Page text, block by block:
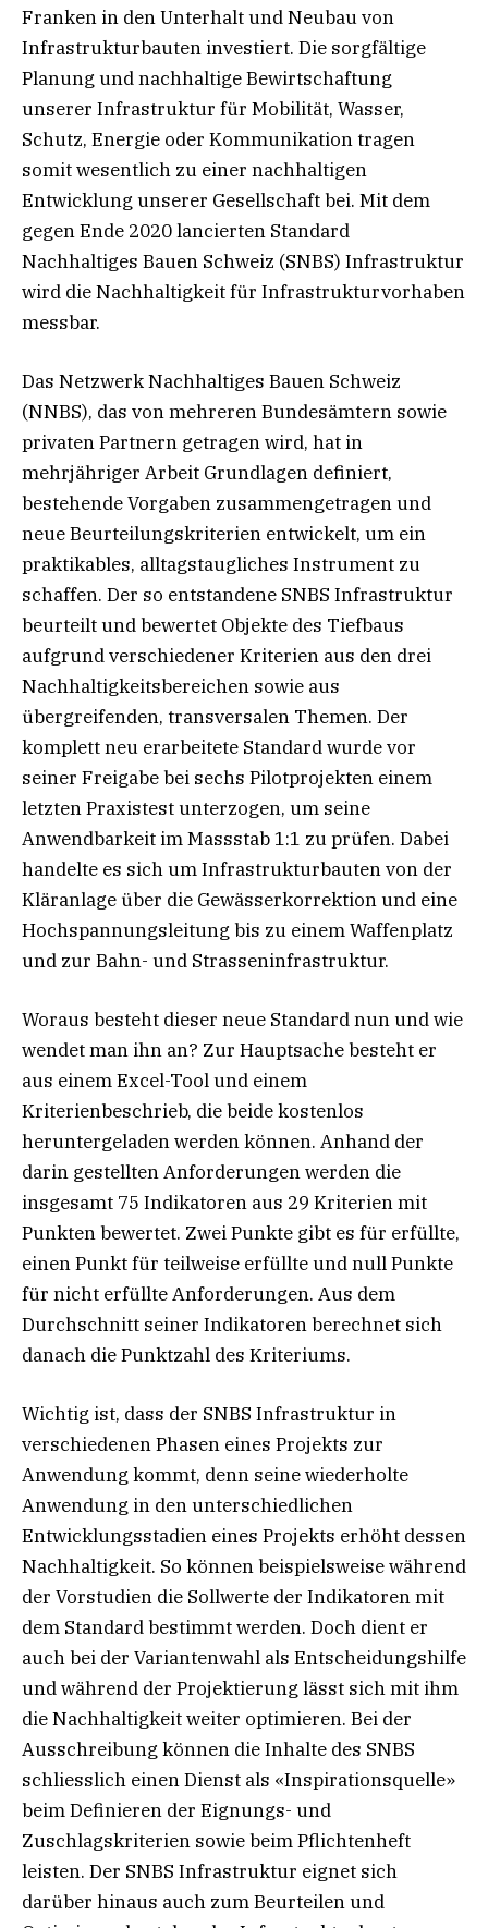
Franken in den Unterhalt und Neubau von
Infrastrukturbauten investiert. Die sorgfältige
Planung und nachhaltige Bewirtschaftung
unserer Infrastruktur für Mobilität, Wasser,
Schutz, Energie oder Kommunikation tragen
somit wesentlich zu einer nachhaltigen
Entwicklung unserer Gesellschaft bei. Mit dem
gegen Ende 2020 lancierten Standard
Nachhaltiges Bauen Schweiz (SNBS) Infrastruktur
wird die Nachhaltigkeit für Infrastrukturvorhaben
messbar.
Das Netzwerk Nachhaltiges Bauen Schweiz
(NNBS), das von mehreren Bundesämtern sowie
privaten Partnern getragen wird, hat in
mehrjähriger Arbeit Grundlagen definiert,
bestehende Vorgaben zusammengetragen und
neue Beurteilungskriterien entwickelt, um ein
praktikables, alltagstaugliches Instrument zu
schaffen. Der so entstandene SNBS Infrastruktur
beurteilt und bewertet Objekte des Tiefbaus
aufgrund verschiedener Kriterien aus den drei
Nachhaltigkeitsbereichen sowie aus
übergreifenden, transversalen Themen. Der
komplett neu erarbeitete Standard wurde vor
seiner Freigabe bei sechs Pilotprojekten einem
letzten Praxistest unterzogen, um seine
Anwendbarkeit im Massstab 1:1 zu prüfen. Dabei
handelte es sich um Infrastrukturbauten von der
Kläranlage über die Gewässerkorrektion und eine
Hochspannungsleitung bis zu einem Waffenplatz
und zur Bahn- und Strasseninfrastruktur.
Woraus besteht dieser neue Standard nun und wie
wendet man ihn an? Zur Hauptsache besteht er
aus einem Excel-Tool und einem
Kriterienbeschrieb, die beide kostenlos
heruntergeladen werden können. Anhand der
darin gestellten Anforderungen werden die
insgesamt 75 Indikatoren aus 29 Kriterien mit
Punkten bewertet. Zwei Punkte gibt es für erfüllte,
einen Punkt für teilweise erfüllte und null Punkte
für nicht erfüllte Anforderungen. Aus dem
Durchschnitt seiner Indikatoren berechnet sich
danach die Punktzahl des Kriteriums.
Wichtig ist, dass der SNBS Infrastruktur in
verschiedenen Phasen eines Projekts zur
Anwendung kommt, denn seine wiederholte
Anwendung in den unterschiedlichen
Entwicklungsstadien eines Projekts erhöht dessen
Nachhaltigkeit. So können beispielsweise während
der Vorstudien die Sollwerte der Indikatoren mit
dem Standard bestimmt werden. Doch dient er
auch bei der Variantenwahl als Entscheidungshilfe
und während der Projektierung lässt sich mit ihm
die Nachhaltigkeit weiter optimieren. Bei der
Ausschreibung können die Inhalte des SNBS
schliesslich einen Dienst als «Inspirationsquelle»
beim Definieren der Eignungs- und
Zuschlagskriterien sowie beim Pflichtenheft
leisten. Der SNBS Infrastruktur eignet sich
darüber hinaus auch zum Beurteilen und